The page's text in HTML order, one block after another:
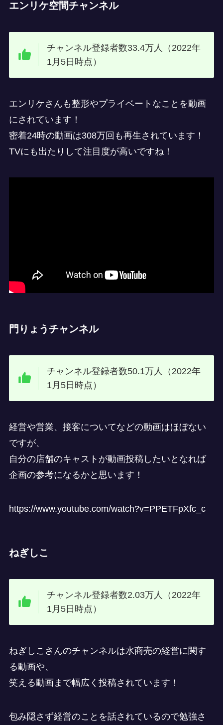
エンリケ空間チャンネル
チャンネル登録者数33.4万人（2022年
1月5日時点）
エンリケさんも整形やプライベートなことを動画
にされています！
密着24時の動画は308万回も再生されています！
TVにも出たりして注目度が高いですね！
門りょうチャンネル
チャンネル登録者数50.1万人（2022年
1月5日時点）
経営や営業、接客についてなどの動画はほぼない
ですが、
自分の店舗のキャストが動画投稿したいとなれば
企画の参考になるかと思います！
https://www.youtube.com/watch?v=PPETFpXfc_c
ねぎしこ
チャンネル登録者数2.03万人（2022年
1月5日時点）
ねぎしこさんのチャンネルは水商売の経営に関す
る動画や、
笑える動画まで幅広く投稿されています！
包み隠さず経営のことを話されているので勉強さ